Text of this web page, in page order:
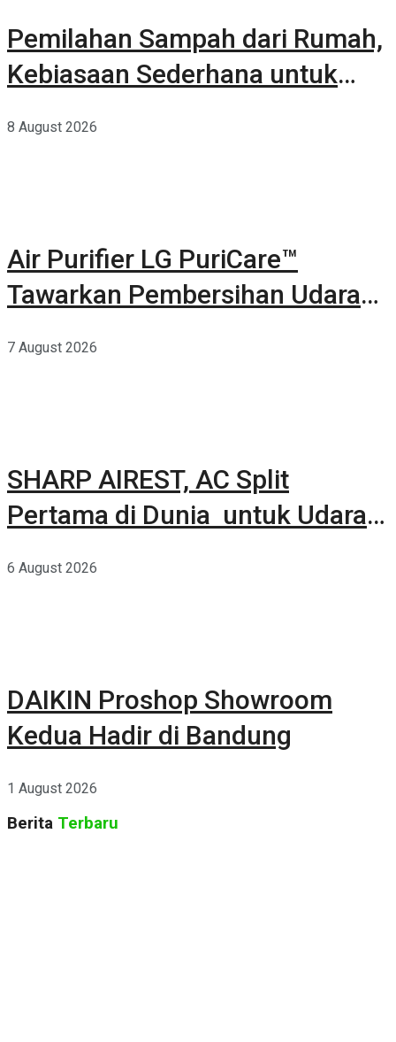
Pemilahan Sampah dari Rumah,
Kebiasaan Sederhana untuk
8 August 2026
Air Purifier LG PuriCare™
Tawarkan Pembersihan Udara
7 August 2026
SHARP AIREST, AC Split
Pertama di Dunia untuk Udara
6 August 2026
DAIKIN Proshop Showroom
Kedua Hadir di Bandung
1 August 2026
Berita Terbaru